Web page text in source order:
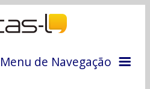
Menu de Navegação